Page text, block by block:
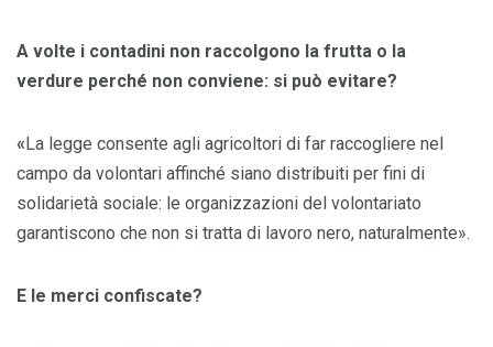
A volte i contadini non raccolgono la frutta o la
verdure perché non conviene: si può evitare?
«La legge consente agli agricoltori di far raccogliere nel
campo da volontari affinché siano distribuiti per fini di
solidarietà sociale: le organizzazioni del volontariato
garantiscono che non si tratta di lavoro nero, naturalmente».
E le merci confiscate?